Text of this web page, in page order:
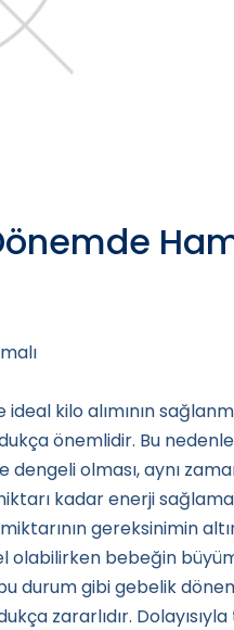
ideal kilo alımının
önemlidir. Bu
dengeli olması, aynı
kadar enerji
gereksinimin
olabilirken bebeğin
durum gibi gebelik
zararlıdır.